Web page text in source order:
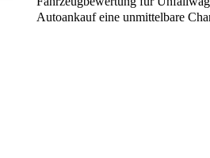
Autoankauf eine unmittelbare